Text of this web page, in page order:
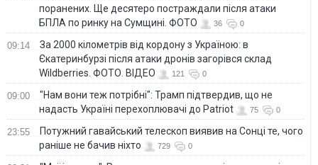
поранених. Ще десятеро постраждали після атаки
БПЛА по ринку на Сумщині. ФОТО
36 0
09:14
За 2000 кілометрів від кордону з Україною: в
Єкатеринбурзі після атаки дронів загорівся склад
Wildberries. ФОТО. ВІДЕО
121 0
09:00
"Нам вони теж потрібні": Трамп підтвердив, що не
надасть Україні перехоплювачі до Patriot
75 0
23:55
Потужний гавайський телескоп виявив на Сонці те, чого
раніше не бачив ніхто
729 0